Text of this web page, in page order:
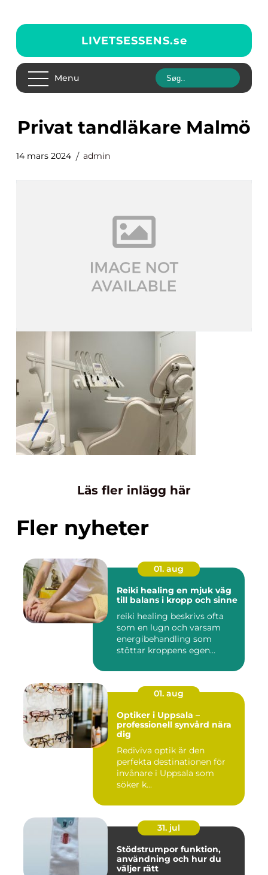
LIVETSESSENS.se
Menu
Privat tandläkare Malmö
14 mars 2024 admin
Läs fler inlägg här
Fler nyheter
01. aug
Reiki healing en mjuk väg
till balans i kropp och sinne
reiki healing beskrivs ofta
som en lugn och varsam
energibehandling som
stöttar kroppens egen
01. aug
Optiker i Uppsala –
professionell synvård nära
dig
Rediviva optik är den
perfekta destinationen för
invånare i Uppsala som
söker k...
31. jul
Stödstrumpor funktion,
användning och hur du
väljer rätt